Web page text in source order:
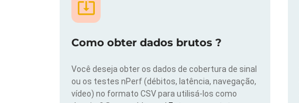
Como obter dados brutos ?
Você deseja obter os dados de cobertura de sinal
ou os testes nPerf (débitos, latência, navegação,
vídeo) no formato CSV para utilisá-los como